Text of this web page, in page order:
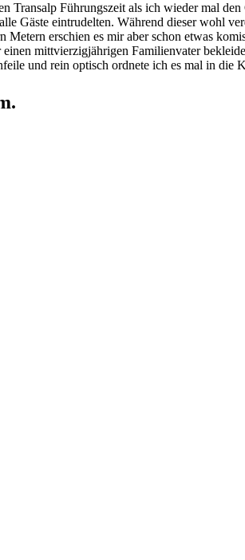
Transalp Führungszeit als ich wieder mal
Gäste eintrudelten. Während dieser wohl
erschien es mir aber schon etwas
mittvierzigjährigen Familienvater
und rein optisch ordnete ich es mal in